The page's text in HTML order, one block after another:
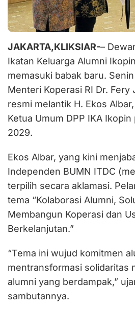
JAKARTA,KLIKSIAR-–
Ikatan Keluarga Alumni
memasuki babak baru.
Menteri Koperasi RI Dr. Fery
resmi melantik H. Ekos
Ketua Umum DPP IKA
2029.
Ekos Albar, yang kini
Independen BUMN ITDC
terpilih secara aklamasi.
tema “Kolaborasi Alumni,
Membangun Koperasi dan
Berkelanjutan.”
“Tema ini wujud komitmen
mentransformasi solidaritas
alumni yang berdampak,”
sambutannya.